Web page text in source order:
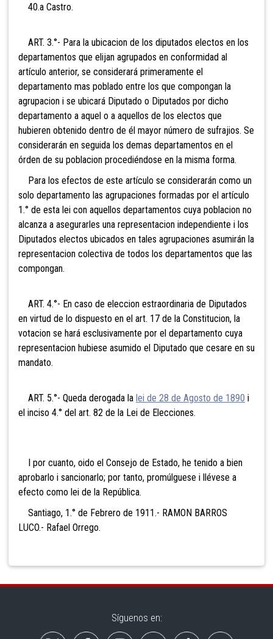
40.a Castro.
ART. 3.°- Para la ubicacion de los diputados electos en los
departamentos que elijan agrupados en conformidad al
artículo anterior, se considerará primeramente el
departamento mas poblado entre los que compongan la
agrupacion i se ubicará Diputado o Diputados por dicho
departamento a aquel o a aquellos de los electos que
hubieren obtenido dentro de él mayor número de sufrajios. Se
considerarán en seguida los demas departamentos en el
órden de su poblacion procediéndose en la misma forma.
Para los efectos de este artículo se considerarán como un
solo departamento las agrupaciones formadas por el artículo
1.° de esta lei con aquellos departamentos cuya poblacion no
alcanza a asegurarles una representacion independiente i los
Diputados electos ubicados en tales agrupaciones asumirán la
representacion colectiva de todos los departamentos que las
compongan.
ART. 4.°- En caso de eleccion estraordinaria de Diputados
en virtud de lo dispuesto en el art. 17 de la Constitucion, la
votacion se hará esclusivamente por el departamento cuya
representacion hubiese asumido el Diputado que cesare en su
mandato.
ART. 5.°- Queda derogada la lei de 28 de Agosto de 1890 i
el inciso 4.° del art. 82 de la Lei de Elecciones.
I por cuanto, oido el Consejo de Estado, he tenido a bien
aprobarlo i sancionarlo; por tanto, promúlguese i llévese a
efecto como lei de la República.
Santiago, 1.° de Febrero de 1911.- RAMON BARROS
LUCO.- Rafael Orrego.
Síguenos en: